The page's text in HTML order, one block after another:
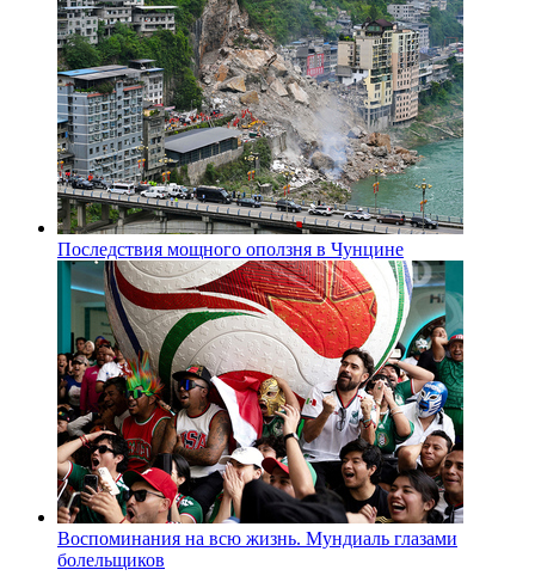
Последствия мощного оползня в Чунцине
Воспоминания на всю жизнь. Мундиаль глазами
болельщиков